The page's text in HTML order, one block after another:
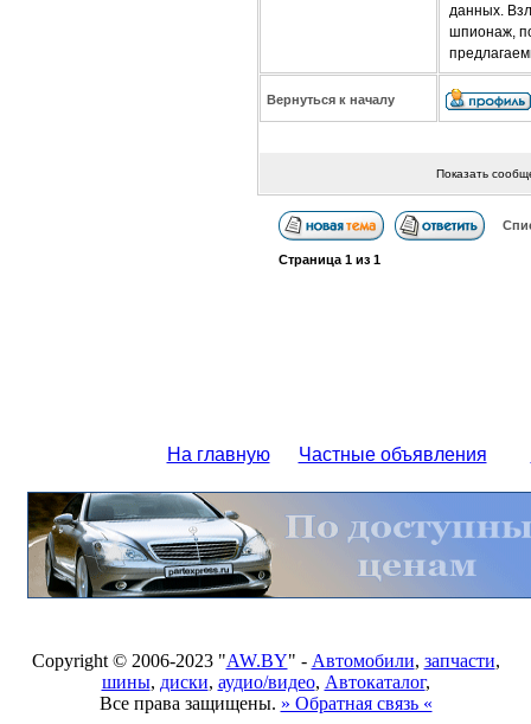
данных.
шпионаж,
Вернуться к началу
Показать
Страница 1из 1
На главную Частные объявления
Copyright © 2006-2023 "AW.BY" - Автомобили, запчасти,
шины, диски, аудио/видео, Автокаталог,
Все права защищены. » Обратная связь «